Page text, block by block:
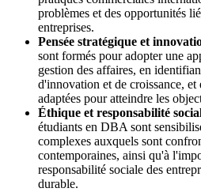
problèmes et des opportunités
entreprises.
Pensée stratégique et
sont formés pour adopter une
gestion des affaires, en
d'innovation et de croissance, et
adaptées pour atteindre les
Éthique et responsabilité
étudiants en DBA sont
complexes auxquels sont
contemporaines, ainsi qu'à
responsabilité sociale des
durable.